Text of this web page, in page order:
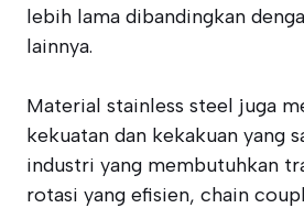
lebih lama dibandingkan
lainnya.
Material stainless steel juga
kekuatan dan kekakuan yang
industri yang membutuhkan
rotasi yang efisien, chain